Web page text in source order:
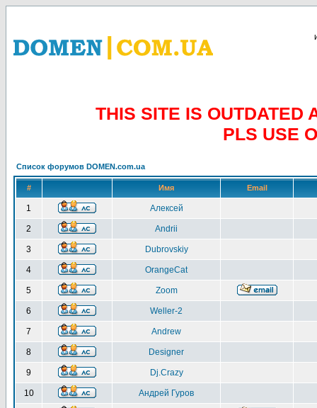
THIS SITE IS OUTDATED
PLS USE
Список форумов DOMEN.com.ua
# Имя Email
1 Алексей
2 Andrii
3 Dubrovskiy
4 OrangeCat
5 Zoom
6 Weller-2
7 Andrew
8 Designer
9 Dj.Crazy
10 Андрей Гуров